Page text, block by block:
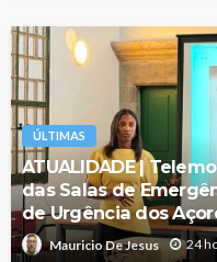
ÚLTIMAS
ATUALIDADE |
das Salas de
de Urgência dos
Mauricio De Jesus 24